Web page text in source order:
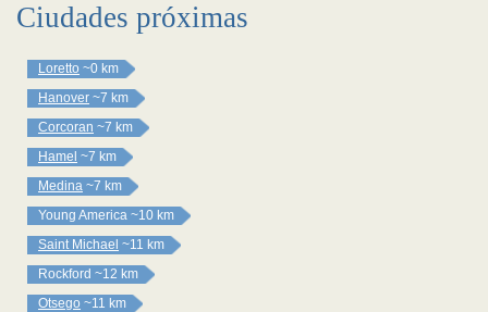
Ciudades próximas
Loretto ~0 km
Hanover ~7 km
Corcoran ~7 km
Hamel ~7 km
Medina ~7 km
Young America ~10 km
Saint Michael ~11 km
Rockford ~12 km
Otsego ~11 km